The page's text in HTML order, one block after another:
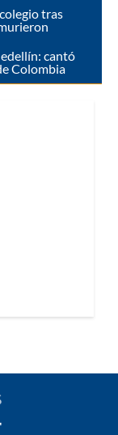
tras
cantó
Colombia